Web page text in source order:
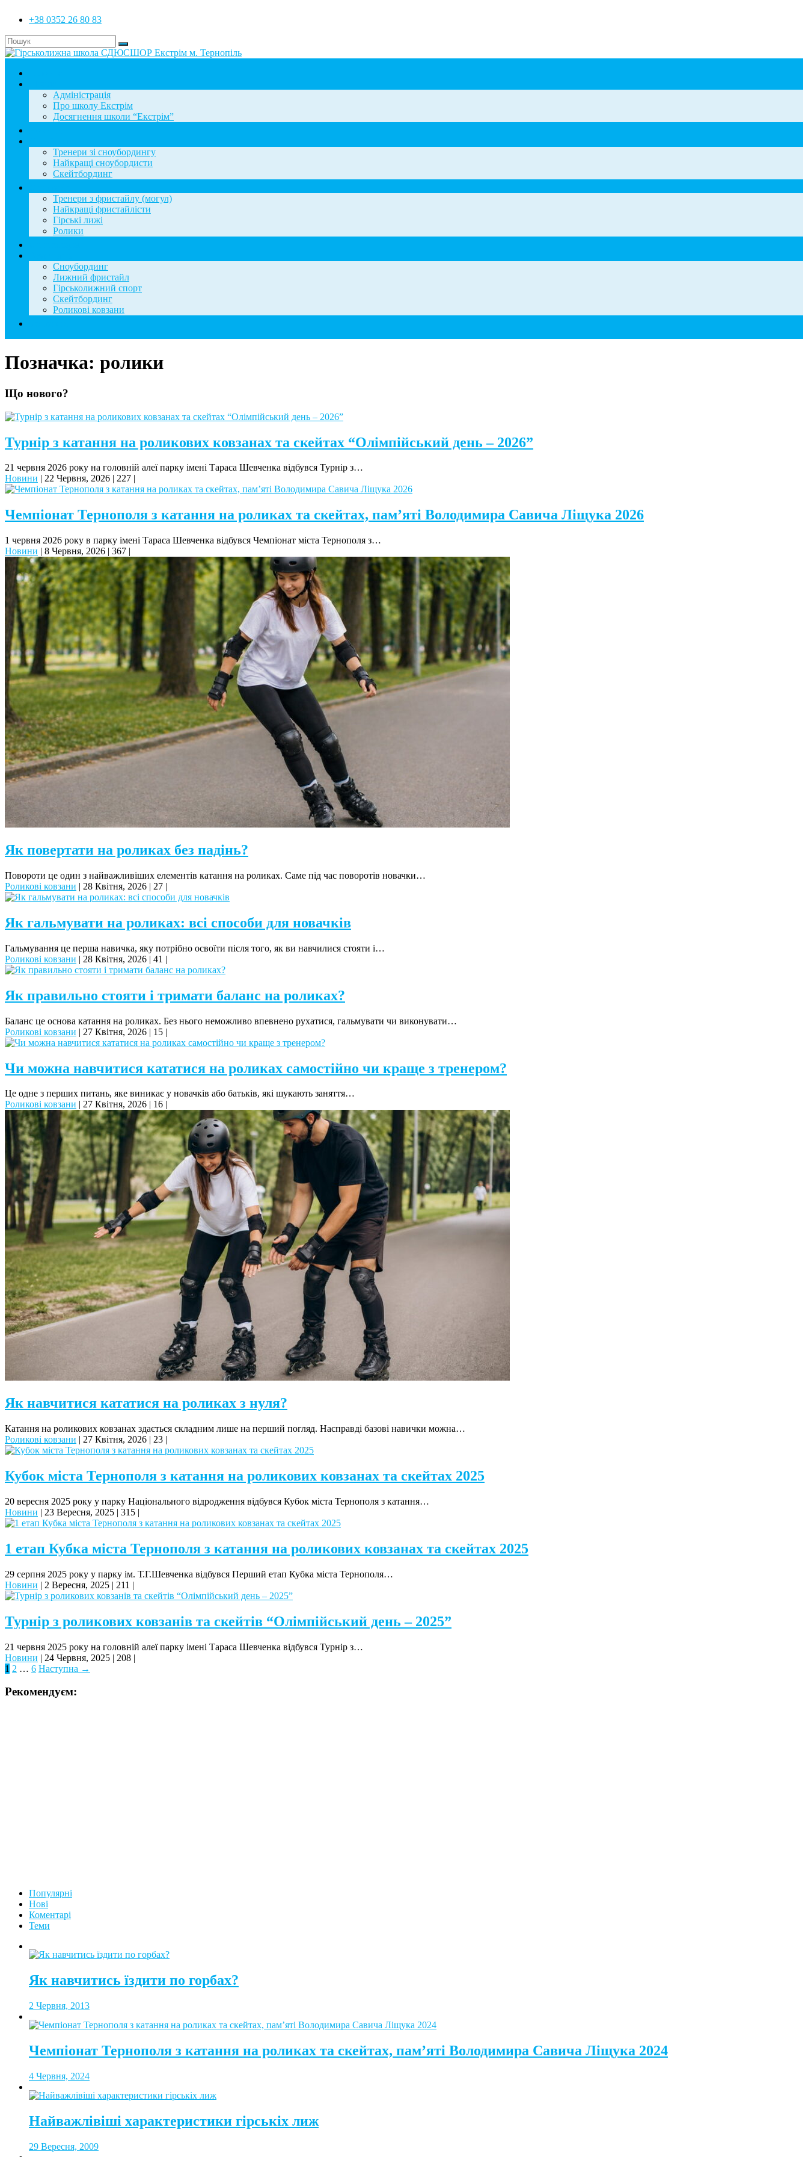
+38 0352 26 80 83
Адміністрація
Про школу Екстрім
Досягнення школи “Екстрім”
Тренери зі сноубордингу
Найкращі сноубордисти
Скейтбординг
Тренери з фристайлу (могул)
Найкращі фристайлісти
Гірські лижі
Ролики
Сноубординг
Лижний фристайл
Гірськолижний спорт
Скейтбординг
Роликові ковзани
Позначка: ролики
Що нового?
Турнір з катання на роликових ковзанах та скейтах “Олімпійський день – 2026”
21 червня 2026 року на головній алеї парку імені Тараса Шевченка відбувся Турнір з…
Новини | 22 Червня, 2026 | 227 |
Чемпіонат Тернополя з катання на роликах та скейтах, пам’яті Володимира Савича Ліщука 2026
1 червня 2026 року в парку імені Тараса Шевченка відбувся Чемпіонат міста Тернополя з…
Новини | 8 Червня, 2026 | 367 |
Як повертати на роликах без падінь?
Повороти це один з найважливіших елементів катання на роликах. Саме під час поворотів новачки…
Роликові ковзани | 28 Квітня, 2026 | 27 |
Як гальмувати на роликах: всі способи для новачків
Гальмування це перша навичка, яку потрібно освоїти після того, як ви навчилися стояти і…
Роликові ковзани | 28 Квітня, 2026 | 41 |
Як правильно стояти і тримати баланс на роликах?
Баланс це основа катання на роликах. Без нього неможливо впевнено рухатися, гальмувати чи виконувати…
Роликові ковзани | 27 Квітня, 2026 | 15 |
Чи можна навчитися кататися на роликах самостійно чи краще з тренером?
Це одне з перших питань, яке виникає у новачків або батьків, які шукають заняття…
Роликові ковзани
27 Квітня, 2026 16
Як навчитися кататися на роликах з нуля?
Катання на роликових ковзанах здається складним лише на перший погляд. Насправді базові навички можна…
Роликові ковзани | 27 Квітня, 2026 | 23 |
Кубок міста Тернополя з катання на роликових ковзанах та скейтах 2025
20 вересня 2025 року у парку Національного відродження відбувся Кубок міста Тернополя з катання…
Новини | 23 Вересня, 2025 | 315 |
1 етап Кубка міста Тернополя з катання на роликових ковзанах та скейтах 2025
29 серпня 2025 року у парку ім. Т.Г.Шевченка відбувся Перший етап Кубка міста Тернополя…
Новини | 2 Вересня, 2025 | 211 |
Турнір з роликових ковзанів та скейтів “Олімпійський день – 2025”
21 червня 2025 року на головній алеї парку імені Тараса Шевченка відбувся Турнір з…
Новини | 24 Червня, 2025 | 208 |
1 2 … 6 Наступна →
Рекомендуєм:
Популярні
Нові
Коментарі
Теми
Як навчитись їздити по горбах?
2 Червня, 2013
Чемпіонат Тернополя з катання на роликах та скейтах, пам’яті Володимира Савича Ліщука 2024
4 Червня, 2024
Найважлівіші характеристики гірськіх лиж
29 Вересня, 2009